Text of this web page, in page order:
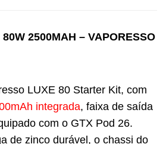
2500MAH – VAPORESSO
LUXE 80 Starter Kit, com
integrada, faixa de saída
com o GTX Pod 26.
de zinco durável, o chassi do